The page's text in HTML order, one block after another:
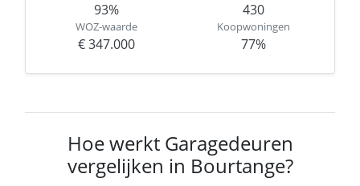
93% 430
WOZ-waarde
€ 347.000
Koopwoningen
77%
Hoe werkt Garagedeuren
vergelijken in Bourtange?